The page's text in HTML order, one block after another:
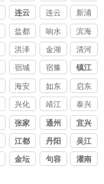
公司
公司
连云
港
连云 新浦
盐都 响水 滨海
洪泽 金湖 清河
宿城 宿豫 镇江
海安 如东 启东
兴化 靖江 泰兴
张家
港
通州 宜兴
江都 丹阳 吴江
金坛 句容 灌南